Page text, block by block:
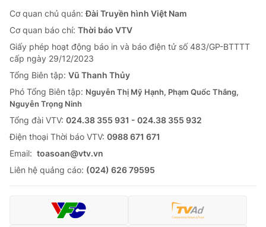
Cơ quan chủ quản:Đài Truyền hình Việt Nam
Cơ quan báo chí: Thời báo VTV
Giấy phép hoạt động báo in và báo điện tử số 483/GP-BTTTT
cấp ngày 29/12/2023
Tổng Biên tập: Vũ Thanh Thủy
Phó Tổng Biên tập: Nguyễn Thị Mỹ Hạnh, Phạm Quốc Thắng,
Nguyễn Trọng Ninh
Tổng đài VTV: 024.38 355 931 - 024.38 355 932
Ðiện thoại Thời báo VTV: 0988 671 671
Email: toasoan@vtv.vn
Liên hệ quảng cáo: (024) 626 79595